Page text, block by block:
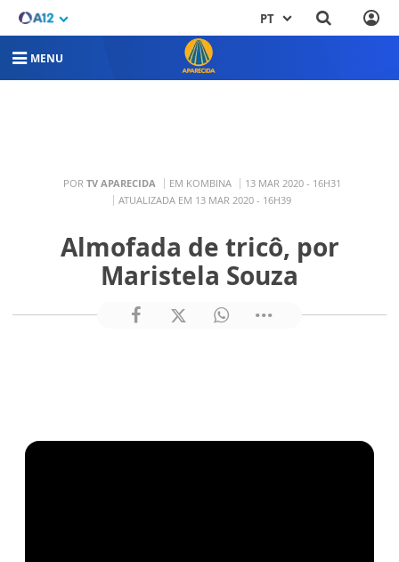
PT
MENU
POR TV APARECIDA EM KOMBINA
13 MAR 2020 - 16H31
ATUALIZADA EM 13 MAR 2020 - 16H39
Almofada de tricô, por
Maristela Souza